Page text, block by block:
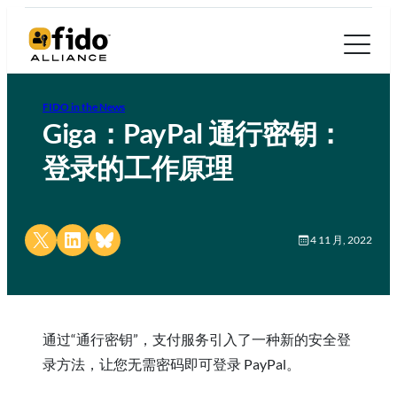
FIDO in the News
Giga：PayPal 通行密钥：
登录的工作原理
Share on X Share on LinkedIn
Share on Bluesky 4 11 月, 2022
通过“通行密钥”，支付服务引入了一种新的安全登
录方法，让您无需密码即可登录 PayPal。